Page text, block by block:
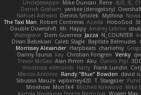
UncleJesseppe Mike Duncan Rene 名氏 无
Derrick Graham yankee (derogatory)
Nahuel Adreani Dennis Smolek Mythina
The Taxi Man Robert Contreras Azerta HoboGod
Double Downshift Mr. Happy Andrey Lebrov sbuk
Wahrgrave Dom Guerrera Jazza N_COUNTER
Diran Bebekian Caleb Slagle Baptiste Belmudes
Morrissey Alexander Harpbeats charliehsy
Danny Taurus kay Christian Forsgren Venky
Trevor McGee Alan Pimm Aku Danilo Pipi
montrose edmonds Harry Frank Lundin
Marcos Antonio Randy "Blue" Bowden david
Sibusiso Mauze wpbirney420 T. Stargazer
Minehow Mon1k4 Mitchell Kirkwood Mike
Kamila Novakova Tereza Nemcova Wogan May